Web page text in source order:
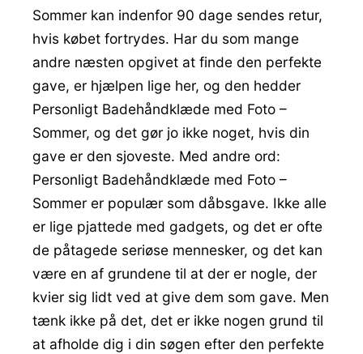
Sommer kan indenfor 90 dage sendes retur,
hvis købet fortrydes. Har du som mange
andre næsten opgivet at finde den perfekte
gave, er hjælpen lige her, og den hedder
Personligt Badehåndklæde med Foto –
Sommer, og det gør jo ikke noget, hvis din
gave er den sjoveste. Med andre ord:
Personligt Badehåndklæde med Foto –
Sommer er populær som dåbsgave. Ikke alle
er lige pjattede med gadgets, og det er ofte
de påtagede seriøse mennesker, og det kan
være en af grundene til at der er nogle, der
kvier sig lidt ved at give dem som gave. Men
tænk ikke på det, det er ikke nogen grund til
at afholde dig i din søgen efter den perfekte